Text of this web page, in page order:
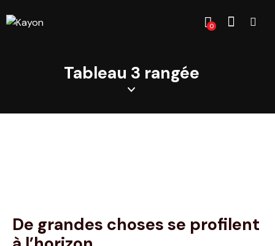
0
Tableau 3 rangée
De grandes choses se profilent